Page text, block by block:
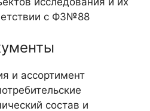
с ФЗ№88
и ассортимент
состав и